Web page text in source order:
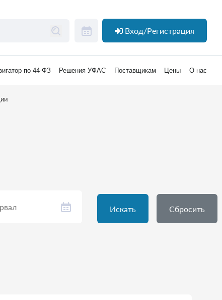
Вход/Регистрация
по 44-ФЗ Решения УФАС Поставщикам Цены О нас
Искать Сбросить